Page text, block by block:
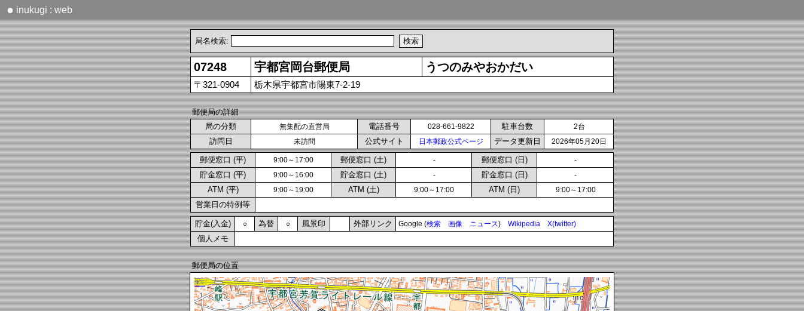
● inukugi : web
局名検索:
07248 宇都宮岡台郵便局 うつのみやおかだい
〒321-0904 栃木県宇都宮市陽東7-2-19
郵便局の詳細
局の分類
無集配の直営局 電話番号 028-661-9822 駐車台数 2台
訪問日 未訪問 公式サイト 日本郵政公式ページ データ更新日 2026年05月20日
郵便窓口 (平) 9:00～17:00 郵便窓口 (土) - 郵便窓口 (日) -
貯金窓口 (平) 9:00～16:00 貯金窓口 (土) - 貯金窓口 (日) -
ATM (平) 9:00～19:00 ATM (土) 9:00～17:00 ATM (日) 9:00～17:00
営業日の特例等
貯金(入金) ○ 為替 ○ 風景印 外部リンク Google (検索 画像 ニュース) Wikipedia X(twitter)
個人メモ
郵便局の位置